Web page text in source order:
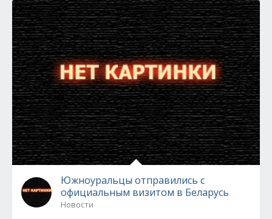
Южноуральцы отправились с
официальным визитом в Беларусь
Новости